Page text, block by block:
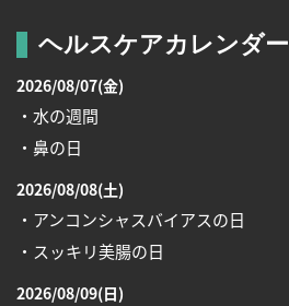
ヘルスケアカレンダー
2026/08/07(金)
・水の週間
・鼻の日
2026/08/08(土)
・アンコンシャスバイアスの日
・スッキリ美腸の日
2026/08/09(日)